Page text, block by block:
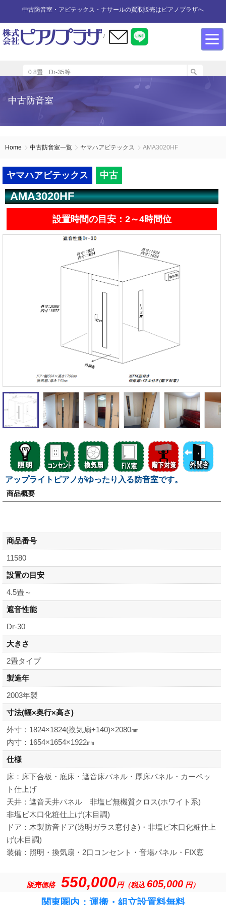
中古防音室・アビテックス・ナサールの買取販売はピアノプラザへ
/
カワイ防音ルーム
ユニットタイプ
ペット用防音室
防音室中古
展示品リスト
アビテックス2畳～3畳未満
アビテックス3畳～
カワイナサール
その他防音室
かんたん在庫検索
売約済みリスト
防音室買取
防音室WEB買取
防音室設置のアドバイス
防音室内へのピアノの設置
設置スペースの採寸方法
エアコンの設置方法
遮音性能の違いを体験
インフォメーション
商品の購入について
ご利用規約
店舗までの案内地図
お問い合わせ
中古防音室
Home 中古防音室一覧 ヤマハアビテックス AMA3020HF
ヤマハアビテックス 中古
AMA3020HF
設置時間の目安：2～4時間位
アップライトピアノがゆったり入る防音室です。
商品概要
商品番号
11580
設置の目安
4.5畳～
遮音性能
Dr-30
大きさ
2畳タイプ
製造年
2003年製
寸法(幅×奥行×高さ)
外寸：1824×1824(換気扇+140)×2080㎜
内寸：1654×1654×1922㎜
仕様
床：床下合板・底床・遮音床パネル・厚床パネル・カーペッ
ト仕上げ
天井：遮音天井パネル 非塩ビ無機質クロス(ホワイト系)
非塩ビ木口化粧仕上げ(木目調)
ドア：木製防音ドア(透明ガラス窓付き)・非塩ビ木口化粧仕上
げ(木目調)
装備：照明・換気扇・2口コンセント・音場パネル・FIX窓
販売価格 550,000円（税込 605,000 円）
関東圏内：運搬・組立設置料無料